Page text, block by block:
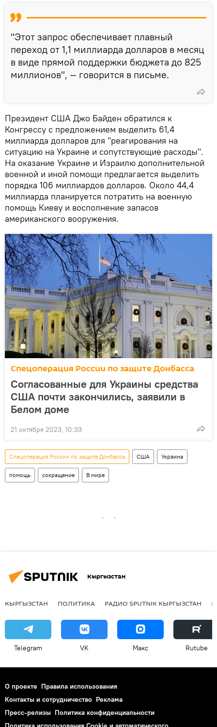
"Этот запрос обеспечивает плавный
переход от 1,1 миллиарда долларов в месяц
в виде прямой поддержки бюджета до 825
миллионов", — говорится в письме.
Президент США Джо Байден обратился к
Конгрессу с предложением выделить 61,4
миллиарда долларов для "реагирования на
ситуацию на Украине и сопутствующие расходы".
На оказание Украине и Израилю дополнительной
военной и иной помощи предлагается выделить
порядка 106 миллиардов долларов. Около 44,4
миллиарда планируется потратить на военную
помощь Киеву и восполнение запасов
американского вооружения.
Спецоперация России по защите Донбасса
Согласованные для Украины средства
США почти закончились, заявили в
Белом доме
21 октября 2023, 10:33
Спецоперация России по защите Донбасса США Украина
помощь сокращение В мире
Кыргызстан
КЫРГЫЗСТАН ПОЛИТИКА РАДИО SPUTNIK КЫРГЫЗСТАН
Telegram VK Макс Rutube
О проекте Правила использования
Контакты и сотрудничество Реклама
Пресс-релизы Политика конфиденциальности